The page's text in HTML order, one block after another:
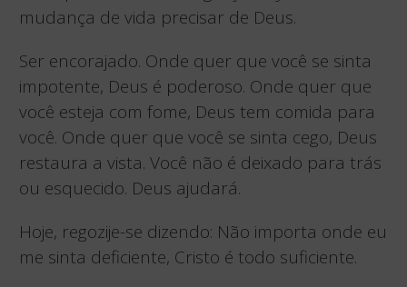
mudança de vida precisar de Deus.
Ser encorajado. Onde quer que você se sinta
impotente, Deus é poderoso. Onde quer que
você esteja com fome, Deus tem comida para
você. Onde quer que você se sinta cego, Deus
restaura a vista. Você não é deixado para trás
ou esquecido. Deus ajudará.
Hoje, regozije-se dizendo: Não importa onde eu
me sinta deficiente, Cristo é todo suficiente.